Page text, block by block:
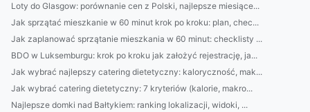
Loty do Glasgow: porównanie cen z Polski, najlepsze miesiące...
Jak sprzątać mieszkanie w 60 minut krok po kroku: plan, chec...
Jak zaplanować sprzątanie mieszkania w 60 minut: checklisty ...
BDO w Luksemburgu: krok po kroku jak założyć rejestrację, ja...
Jak wybrać najlepszy catering dietetyczny: kaloryczność, mak...
Jak wybrać catering dietetyczny: 7 kryteriów (kalorie, makro...
Najlepsze domki nad Bałtykiem: ranking lokalizacji, widoki, ...